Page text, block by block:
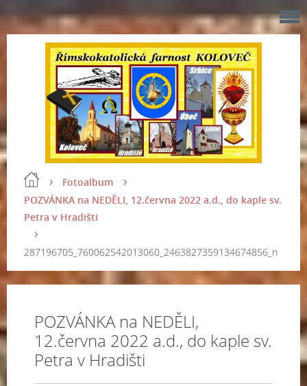
Fotoalbum
POZVÁNKA na NEDĚLI, 12.června 2022 a.d., do kaple sv.
Petra v Hradišti
287196705_760062542013060_2463827359134674856_n
POZVÁNKA na NEDĚLI,
12.června 2022 a.d., do kaple sv.
Petra v Hradišti